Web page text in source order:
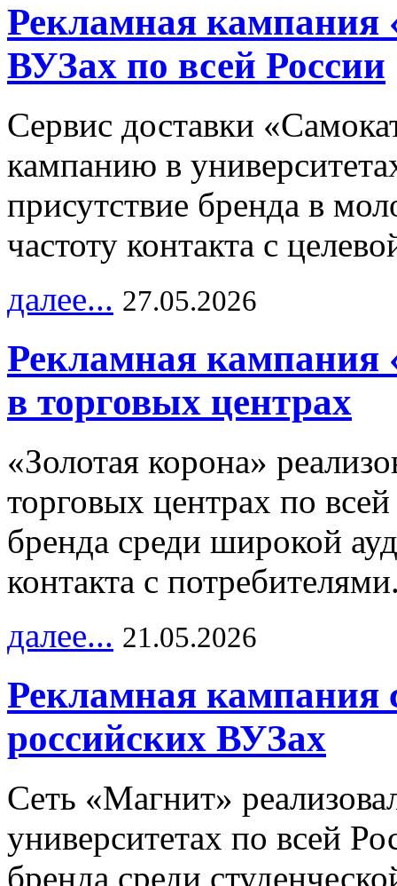
Рекламная кампания
ВУЗах по всей России
Сервис доставки
кампанию в
присутствие бренда в
частоту контакта с
далее... 27.05.2026
Рекламная кампания
в торговых центрах
«Золотая корона»
торговых центрах по
бренда среди широкой
контакта с
далее... 21.05.2026
Рекламная кампания
российских ВУЗах
Сеть «Магнит»
университетах по всей
бренда среди